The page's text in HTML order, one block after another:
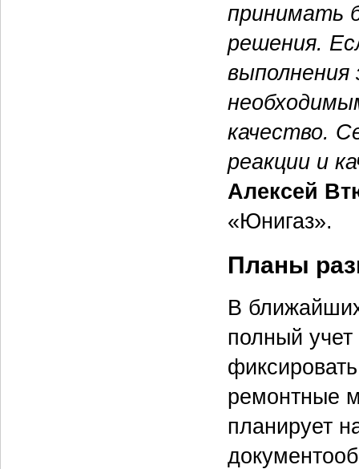
принимать
решения.
выполнения
качество.
реакции и
Алексей
«Юнигаз».
Планы
В
полный
ремонтные
планирует